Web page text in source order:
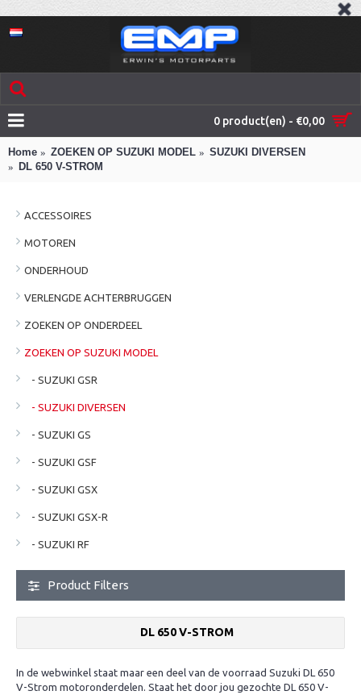
0 product(en) - €0,00
Home ZOEKEN OP SUZUKI MODEL
SUZUKI DIVERSEN
DL 650 V-STROM
ACCESSOIRES
MOTOREN
ONDERHOUD
VERLENGDE ACHTERBRUGGEN
ZOEKEN OP ONDERDEEL
ZOEKEN OP SUZUKI MODEL
- SUZUKI GSR
- SUZUKI DIVERSEN
- SUZUKI GS
- SUZUKI GSF
- SUZUKI GSX
- SUZUKI GSX-R
- SUZUKI RF
Product Filters
DL 650 V-STROM
In de webwinkel staat maar een deel van de voorraad Suzuki DL 650
V-Strom motoronderdelen. Staat het door jou gezochte DL 650 V-